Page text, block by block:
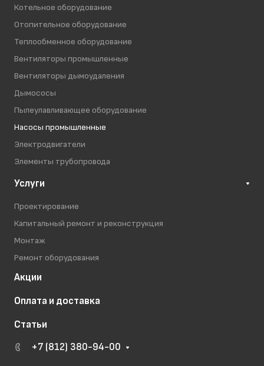
Котельное оборудование
Отопительное оборудование
Теплообменное оборудование
Вентиляторы промышленные
Вентиляторы дымоудаления
Дымососы
Пылеулавливающее оборудование
Насосы промышленные
Электродвигатели
Элементы трубопровода
Услуги
Проектирование
Капитальный ремонт и реконструкция
Монтаж
Ремонт оборудования
Акции
Оплата и доставка
Статьи
+7 (812) 380-94-00